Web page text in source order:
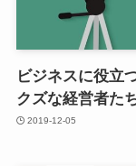
ビジネスに役立
クズな経営者た
2019-12-05